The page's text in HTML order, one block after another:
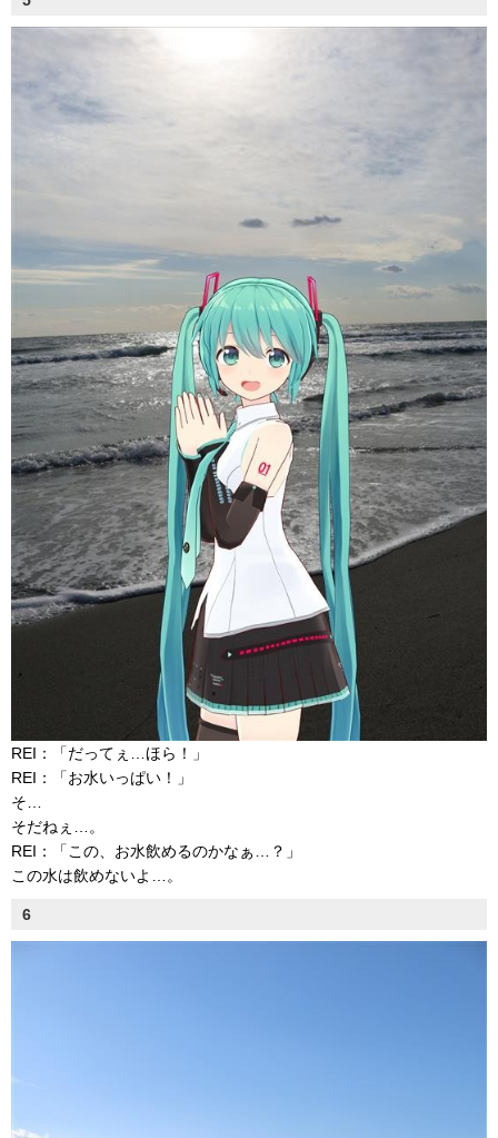
REI：「だってぇ…ほら！」
REI：「お水いっぱい！」
そ…
そだねぇ…。
REI：「この、お水飲めるのかなぁ…？」
この水は飲めないよ…。
6